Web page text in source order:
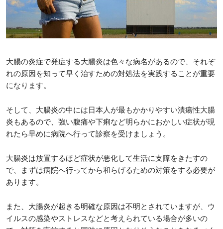
大腸の炎症で発症する大腸炎は色々な病名があるので、それぞ
れの原因を知って早く治すための対処法を実践することが重要
になります。
そして、大腸炎の中には日本人が最もかかりやすい潰瘍性大腸
炎もあるので、強い腹痛や下痢など明らかにおかしい症状が現
れたら早めに病院へ行って診察を受けましょう。
大腸炎は放置するほど症状が悪化して生活に支障をきたすの
で、まずは病院へ行ってから和らげるための対策をする必要が
あります。
また、大腸炎が起きる明確な原因は不明とされていますが、ウ
イルスの感染やストレスなどと考えられている場合が多いの